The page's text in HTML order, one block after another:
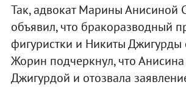
Так, адвокат Марины Анисиной
объявил, что бракоразводный
фигуристки и Никиты Джигурды
Жорин подчеркнул, что
Джигурдой и отозвала